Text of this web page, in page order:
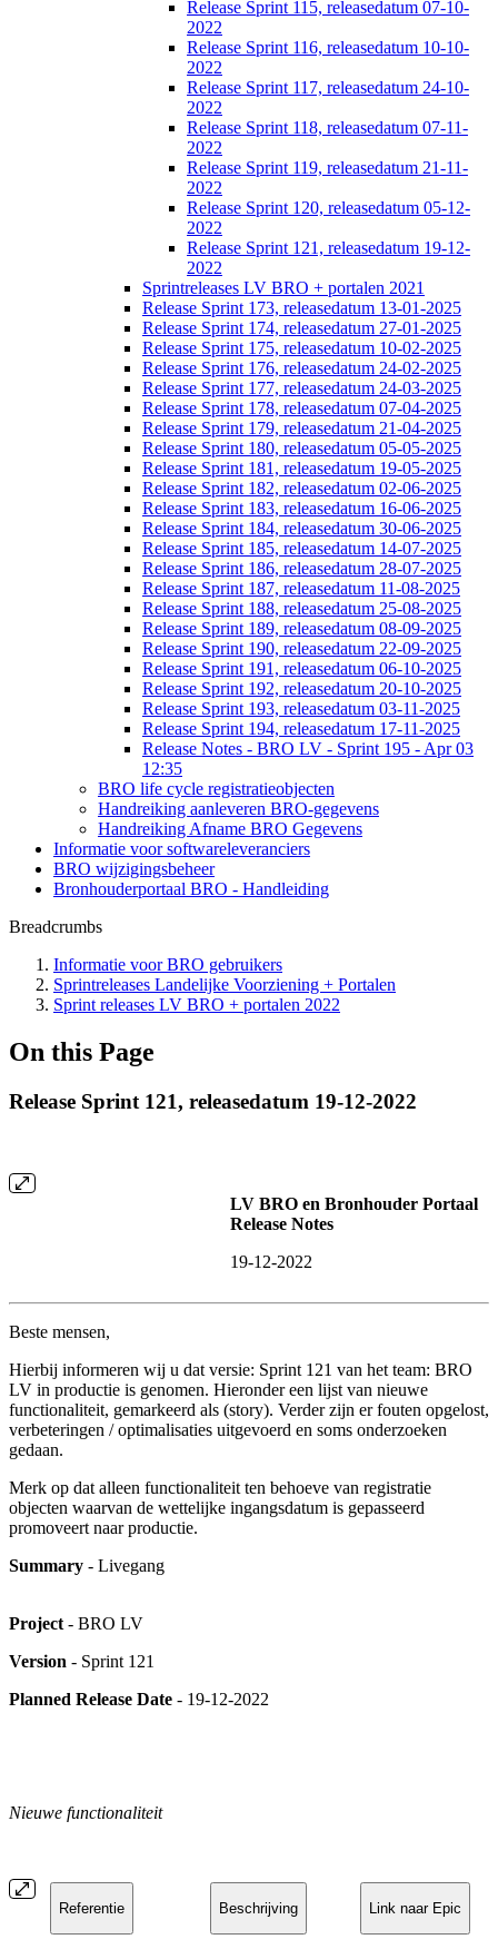
Release Sprint 115, releasedatum 07-10-
2022
Release Sprint 116, releasedatum 10-10-
2022
Release Sprint 117, releasedatum 24-10-
2022
Release Sprint 118, releasedatum 07-11-
2022
Release Sprint 119, releasedatum 21-11-
2022
Release Sprint 120, releasedatum 05-12-
2022
Release Sprint 121, releasedatum 19-12-
2022
Sprintreleases LV BRO + portalen 2021
Release Sprint 173, releasedatum 13-01-2025
Release Sprint 174, releasedatum 27-01-2025
Release Sprint 175, releasedatum 10-02-2025
Release Sprint 176, releasedatum 24-02-2025
Release Sprint 177, releasedatum 24-03-2025
Release Sprint 178, releasedatum 07-04-2025
Release Sprint 179, releasedatum 21-04-2025
Release Sprint 180, releasedatum 05-05-2025
Release Sprint 181, releasedatum 19-05-2025
Release Sprint 182, releasedatum 02-06-2025
Release Sprint 183, releasedatum 16-06-2025
Release Sprint 184, releasedatum 30-06-2025
Release Sprint 185, releasedatum 14-07-2025
Release Sprint 186, releasedatum 28-07-2025
Release Sprint 187, releasedatum 11-08-2025
Release Sprint 188, releasedatum 25-08-2025
Release Sprint 189, releasedatum 08-09-2025
Release Sprint 190, releasedatum 22-09-2025
Release Sprint 191, releasedatum 06-10-2025
Release Sprint 192, releasedatum 20-10-2025
Release Sprint 193, releasedatum 03-11-2025
Release Sprint 194, releasedatum 17-11-2025
Release Notes - BRO LV - Sprint 195 - Apr 03
12:35
BRO life cycle registratieobjecten
Handreiking aanleveren BRO-gegevens
Handreiking Afname BRO Gegevens
Informatie voor softwareleveranciers
BRO wijzigingsbeheer
Bronhouderportaal BRO - Handleiding
Breadcrumbs
Informatie voor BRO gebruikers
Sprintreleases Landelijke Voorziening + Portalen
Sprint releases LV BRO + portalen 2022
On this Page
Release Sprint 121, releasedatum 19-12-2022
LV BRO en Bronhouder Portaal
Release Notes
19-12-2022
Beste mensen,
Hierbij informeren wij u dat versie: Sprint 121 van het team: BRO
LV in productie is genomen. Hieronder een lijst van nieuwe
functionaliteit, gemarkeerd als (story). Verder zijn er fouten opgelost,
verbeteringen / optimalisaties uitgevoerd en soms onderzoeken
gedaan.
Merk op dat alleen functionaliteit ten behoeve van registratie
objecten waarvan de wettelijke ingangsdatum is gepasseerd
promoveert naar productie.
Summary - Livegang
Project - BRO LV
Version - Sprint 121
Planned Release Date - 19-12-2022
Nieuwe functionaliteit
Referentie Beschrijving Link naar Epic